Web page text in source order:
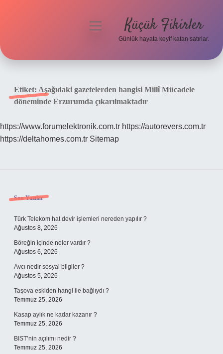
Yasal Uyarı
Hakkımızda
menüyü
Küçük Fikirler
Günlük hayata keyif katan satırlar.
Etiket: Aşağıdaki gazetelerden hangisi Millî Mücadele
döneminde Erzurumda çıkarılmaktadır
https://www.forumelektronik.com.tr https://autorevers.com.tr
https://deltahomes.com.tr Sitemap
Sidebar
Son Yazılar
Türk Telekom hat devir işlemleri nereden yapılır ?
Ağustos 8, 2026
Böreğin içinde neler vardır ?
Ağustos 6, 2026
Avcı nedir sosyal bilgiler ?
Ağustos 5, 2026
Taşova eskiden hangi ile bağlıydı ?
Temmuz 25, 2026
Kasap aylık ne kadar kazanır ?
Temmuz 25, 2026
BIST’nin açılımı nedir ?
Temmuz 25, 2026